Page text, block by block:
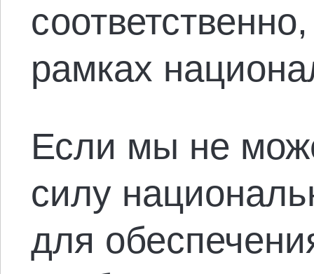
рамках
Если мы не
силу
для